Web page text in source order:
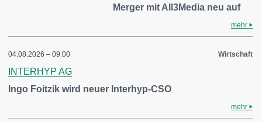
Merger mit All3Media neu auf
mehr
04.08.2026 – 09:00 Wirtschaft
INTERHYP AG
Ingo Foitzik wird neuer Interhyp-CSO
mehr